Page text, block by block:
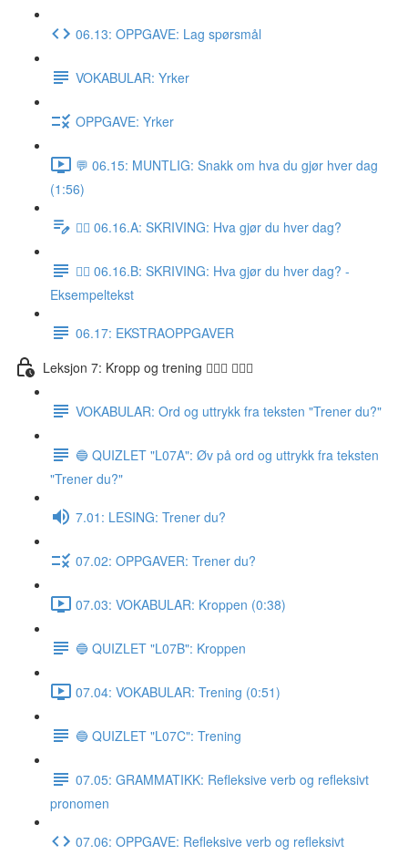
06.13: OPPGAVE: Lag spørsmål
VOKABULAR: Yrker
OPPGAVE: Yrker
💬 06.15: MUNTLIG: Snakk om hva du gjør hver dag
(1:56)
✍🏼 06.16.A: SKRIVING: Hva gjør du hver dag?
✍🏼 06.16.B: SKRIVING: Hva gjør du hver dag? -
Eksempeltekst
06.17: EKSTRAOPPGAVER
Leksjon 7: Kropp og trening 🚶🏼‍♀️ 🏋🏽‍♀️
VOKABULAR: Ord og uttrykk fra teksten "Trener du?"
🔵 QUIZLET "L07A": Øv på ord og uttrykk fra teksten
"Trener du?"
7.01: LESING: Trener du?
07.02: OPPGAVER: Trener du?
07.03: VOKABULAR: Kroppen (0:38)
🔵 QUIZLET "L07B": Kroppen
07.04: VOKABULAR: Trening (0:51)
🔵 QUIZLET "L07C": Trening
07.05: GRAMMATIKK: Refleksive verb og refleksivt
pronomen
07.06: OPPGAVE: Refleksive verb og refleksivt